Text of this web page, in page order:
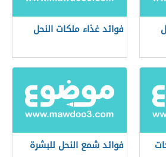
فوائد غذاء ملكات النحل
فوائد شمع النحل للبشرة